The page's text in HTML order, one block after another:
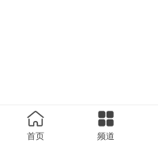
首页 频道